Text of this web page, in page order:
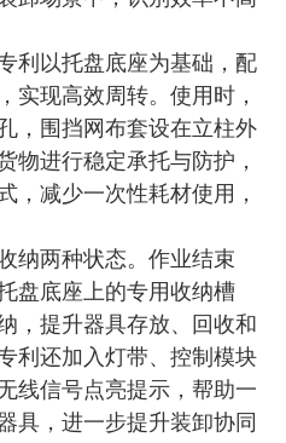
利以托盘底座为基础，配
实现高效周转。使用时，
，围挡网布套设在立柱外
物进行稳定承托与防护，
，减少一次性耗材使用，
纳两种状态。作业结束
盘底座上的专用收纳槽
，提升器具存放、回收和
利还加入灯带、控制模块
线信号点亮提示，帮助一
具，进一步提升装卸协同